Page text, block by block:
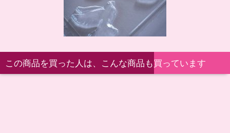
この商品を買った人は、こんな商品も買っています